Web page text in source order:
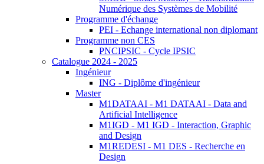
Numérique des Systèmes de Mobilité
Programme d'échange
PEI - Echange international non diplomant
Programme non CES
PNCIPSIC - Cycle IPSIC
Catalogue 2024 - 2025
Ingénieur
ING - Diplôme d'ingénieur
Master
M1DATAAI - M1 DATAAI - Data and
Artificial Intelligence
M1IGD - M1 IGD - Interaction, Graphic
and Design
M1REDESI - M1 DES - Recherche en
Design